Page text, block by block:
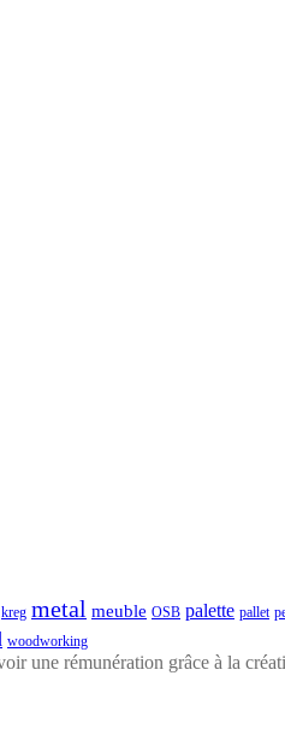
kreg metal meuble OSB palette pallet
woodworking
une rémunération grâce à la